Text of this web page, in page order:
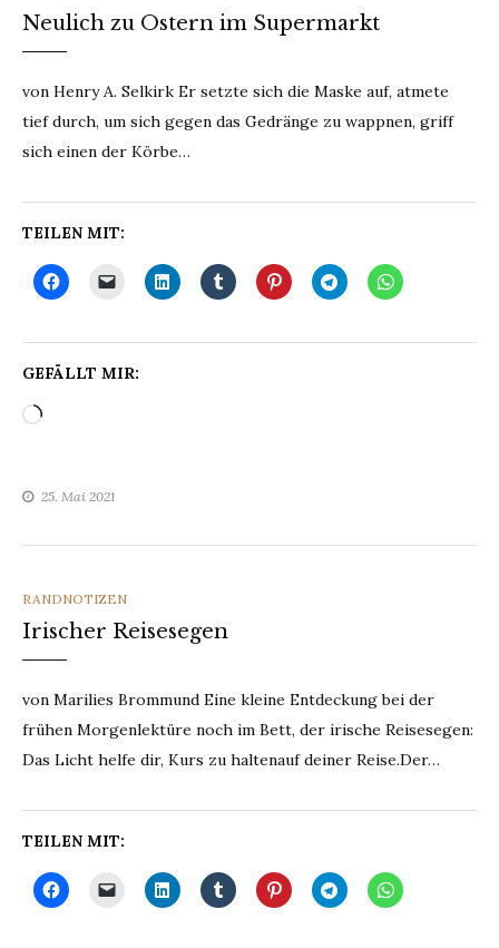
Neulich zu Ostern im Supermarkt
von Henry A. Selkirk Er setzte sich die Maske auf, atmete
tief durch, um sich gegen das Gedränge zu wappnen, griff
sich einen der Körbe…
TEILEN MIT:
GEFÄLLT MIR:
Wird
25. Mai 2021
CATEGORIES
RANDNOTIZEN
Irischer Reisesegen
von Marilies Brommund Eine kleine Entdeckung bei der
frühen Morgenlektüre noch im Bett, der irische Reisesegen:
Das Licht helfe dir, Kurs zu haltenauf deiner Reise.Der…
TEILEN MIT: